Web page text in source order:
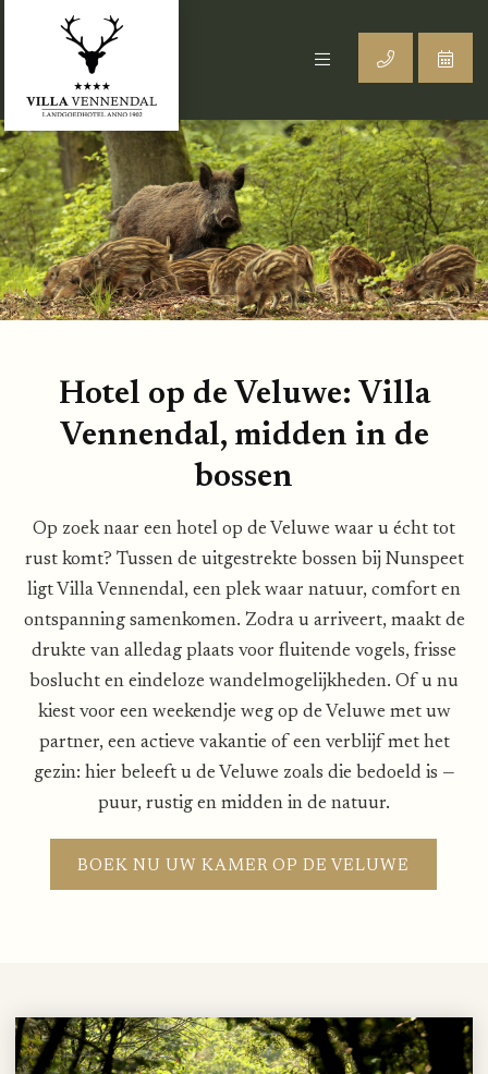
Hotel op de Veluwe: Villa
Vennendal, midden in de
bossen
Op zoek naar een hotel op de Veluwe waar u écht tot
rust komt? Tussen de uitgestrekte bossen bij Nunspeet
ligt Villa Vennendal, een plek waar natuur, comfort en
ontspanning samenkomen. Zodra u arriveert, maakt de
drukte van alledag plaats voor fluitende vogels, frisse
boslucht en eindeloze wandelmogelijkheden. Of u nu
kiest voor een weekendje weg op de Veluwe met uw
partner, een actieve vakantie of een verblijf met het
gezin: hier beleeft u de Veluwe zoals die bedoeld is —
puur, rustig en midden in de natuur.
BOEK NU UW KAMER OP DE VELUWE